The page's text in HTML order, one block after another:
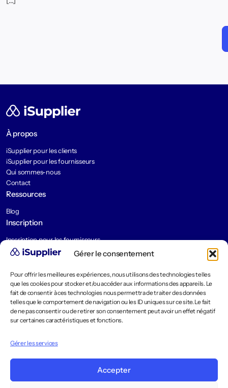
Gérer le consentement
Pour offrir les meilleures expériences, nous utilisons des technologies telles
que les cookies pour stocker et/ou accéder aux informations des appareils. Le
fait de consentir à ces technologies nous permettra de traiter des données
telles que le comportement de navigation ou les ID uniques sur ce site. Le fait
de ne pas consentir ou de retirer son consentement peut avoir un effet négatif
sur certaines caractéristiques et fonctions.
Gérer les services
Accepter
À propos
iSupplier pour les clients
iSupplier pour les fournisseurs
Qui sommes-nous
Contact
Ressources
Blog
Inscription
Inscription pour les fournisseurs
Demander une démo pour les clients
Mentions légales
Politique de confidentialité
Politique de cookies
CGU / CGV
FRANÇAIS (FRANCE)